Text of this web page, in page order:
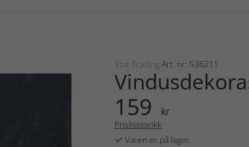
Star Trading Art. nr: 536211
159 kr
Prishistorikk
Varen er på lager